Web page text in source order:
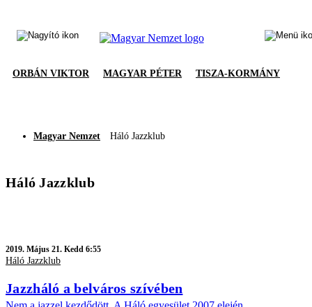
ORBÁN VIKTOR MAGYAR PÉTER TISZA-KORMÁNY
Magyar Nemzet Háló Jazzklub
Háló Jazzklub
2019. Május 21. Kedd 6:55
Háló Jazzklub
Jazzháló a belváros szívében